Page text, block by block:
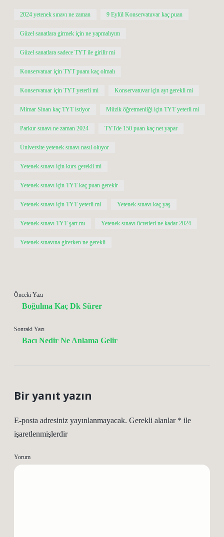
2024 yetenek sınavı ne zaman 9 Eylül Konservatuvar kaç puan
Güzel sanatlara girmek için ne yapmalıyım
Güzel sanatlara sadece TYT ile girilir mi
Konservatuar için TYT puanı kaç olmalı
Konservatuar için TYT yeterli mi Konservatuvar için ayt gerekli mi
Mimar Sinan kaç TYT istiyor Müzik öğretmenliği için TYT yeterli mi
Parkur sınavı ne zaman 2024 TYTde 150 puan kaç net yapar
Üniversite yetenek sınavı nasıl oluyor
Yetenek sınavı için kurs gerekli mi
Yetenek sınavı için TYT kaç puan gerekir
Yetenek sınavı için TYT yeterli mi Yetenek sınavı kaç yaş
Yetenek sınavı TYT şart mı Yetenek sınavı ücretleri ne kadar 2024
Yetenek sınavına girerken ne gerekli
Önceki Yazı
Boğulma Kaç Dk Sürer
Sonraki Yazı
Bacı Nedir Ne Anlama Gelir
Bir yanıt yazın
E-posta adresiniz yayınlanmayacak. Gerekli alanlar * ile
işaretlenmişlerdir
Yorum